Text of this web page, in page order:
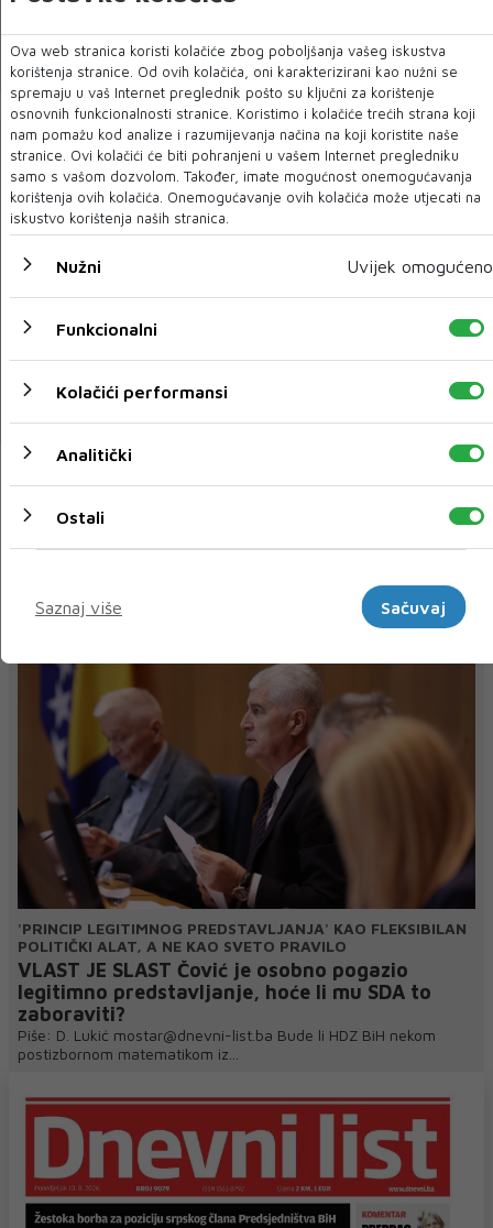
01 SRP 2020
Krah Hajduka
'PRINCIP LEGITIMNOG PREDSTAVLJANJA' KAO FLEKSIBILAN
POLITIČKI ALAT, A NE KAO SVETO PRAVILO
VLAST JE SLAST Čović je osobno pogazio
legitimno predstavljanje, hoće li mu SDA to
zaboraviti?
Piše: D. Lukić mostar@dnevni-list.ba Bude li HDZ BiH nekom
postizbornom matematikom iz...
Ova web stranica koristi kolačiće zbog poboljšanja vašeg iskustva
korištenja stranice. Od ovih kolačića, oni karakterizirani kao nužni se
spremaju u vaš Internet preglednik pošto su ključni za korištenje
osnovnih funkcionalnosti stranice. Koristimo i kolačiće trećih strana koji
nam pomažu kod analize i razumijevanja načina na koji koristite naše
stranice. Ovi kolačići će biti pohranjeni u vašem Internet pregledniku
samo s vašom dozvolom. Također, imate mogućnost onemogućavanja
korištenja ovih kolačića. Onemogućavanje ovih kolačića može utjecati na
iskustvo korištenja naših stranica.
Nužni Uvijek omogućeno
Funkcionalni
Kolačići performansi
Analitički
Ostali
Saznaj više
Sačuvaj